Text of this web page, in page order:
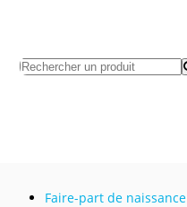
Faire-part de naissance